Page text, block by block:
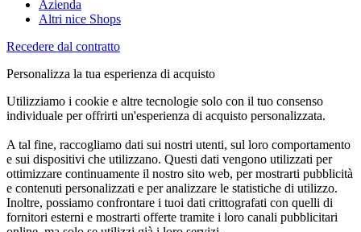
Azienda
Altri nice Shops
Recedere dal contratto
Personalizza la tua esperienza di acquisto
Utilizziamo i cookie e altre tecnologie solo con il tuo consenso
individuale per offrirti un'esperienza di acquisto personalizzata.
A tal fine, raccogliamo dati sui nostri utenti, sul loro comportamento
e sui dispositivi che utilizzano. Questi dati vengono utilizzati per
ottimizzare continuamente il nostro sito web, per mostrarti pubblicità
e contenuti personalizzati e per analizzare le statistiche di utilizzo.
Inoltre, possiamo confrontare i tuoi dati crittografati con quelli di
fornitori esterni e mostrarti offerte tramite i loro canali pubblicitari